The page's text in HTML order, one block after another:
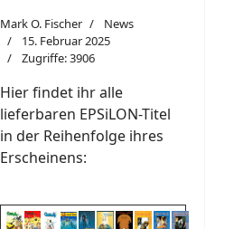
Mark O. Fischer
News
15. Februar 2025
Zugriffe: 3906
Hier findet ihr alle
lieferbaren EPSiLON-Titel
in der Reihenfolge ihres
Erscheinens: